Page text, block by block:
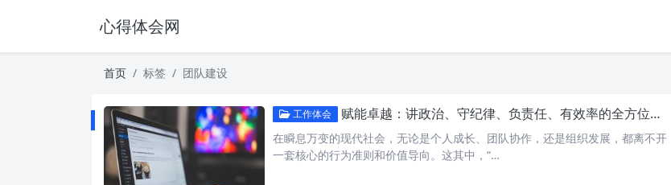
心得体会网
首页 标签 团队建设
工作体会 赋能卓越：讲政治、守纪律、负责任、有效率的全方位解读
在瞬息万变的现代社会，无论是个人成长、团队协作，还是组织发展，都离不开
一套核心的行为准则和价值导向。这其中，“…